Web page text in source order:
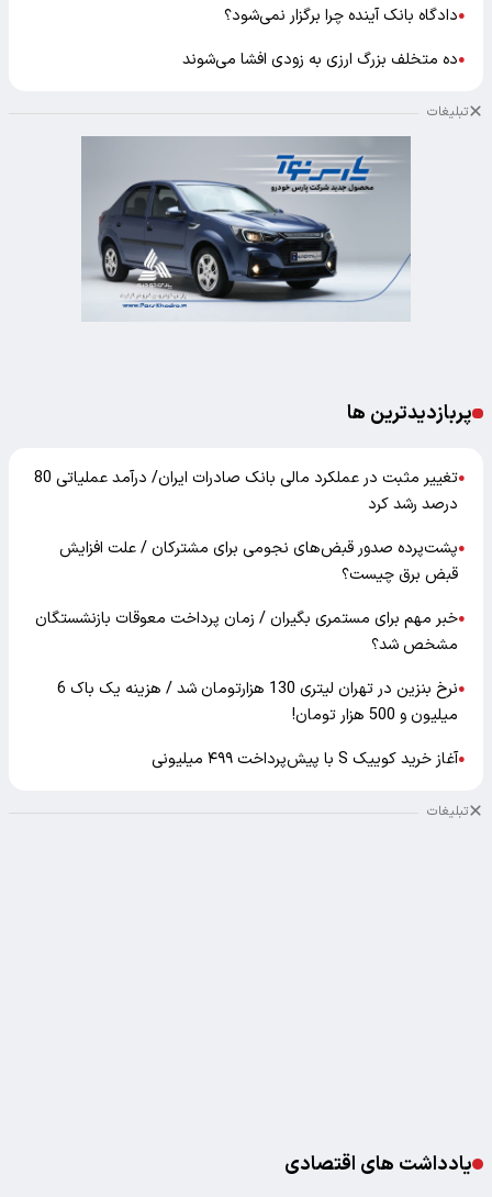
●دادگاه بانک آینده چرا برگزار نمی‌شود؟
●ده متخلف بزرگ ارزی به زودی افشا می‌شوند
تبلیغات
پربازدیدترین ها
●
تغییر مثبت در عملکرد مالی بانک صادرات ایران/ درآمد عملیاتی 80
درصد رشد کرد
●پشت‌پرده صدور قبض‌های نجومی برای مشترکان / علت افزایش
قبض برق چیست؟
●خبر مهم برای مستمری بگیران / زمان پرداخت معوقات بازنشستگان
مشخص شد؟
●
نرخ بنزین در تهران لیتری 130 هزارتومان شد / هزینه یک باک 6
میلیون و 500 هزار تومان!
●آغاز خرید کوییک S با پیش‌پرداخت ۴۹۹ میلیونی
تبلیغات
یادداشت های اقتصادی